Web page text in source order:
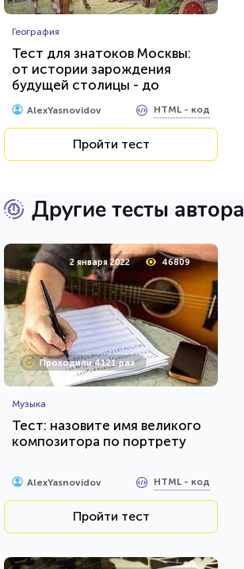
География
Тест для знатоков Москвы:
от истории зарождения
будущей столицы - до
присвоения звания «Город-
герой»
AlexYasnovidov HTML - код
Пройти тест
Другие тесты автора
2 января 2022 46809
Проходили 4121 раз
Музыка
Тест: назовите имя великого
композитора по портрету
AlexYasnovidov HTML - код
Пройти тест